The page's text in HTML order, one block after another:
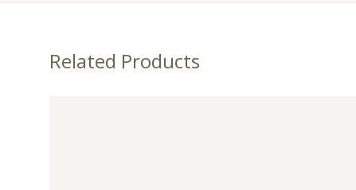
Related Products